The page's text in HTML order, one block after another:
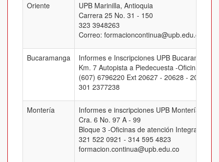
Oriente
UPB Marinilla, Antioquia
Carrera 25 No. 31 - 150
323 3948263
Correo: formacioncontinua@upb.edu.co
Bucaramanga
Informes e Inscripciones UPB Bucaramanga
Km. 7 Autopista a Piedecuesta -Oficina J-205
(607) 6796220 Ext 20627 - 20628 - 20629 -
301 2377238
Montería
Informes e inscripciones UPB Montería
Cra. 6 No. 97 A - 99
Bloque 3 -Oficinas de atención Integral
321 522 0921 - 314 595 4823
formacion.continua@upb.edu.co